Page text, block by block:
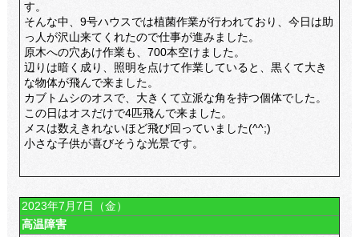
す。
そんな中、9号ハウスでは植菌作業が行われており、今日は助
っ人が沢山来てくれたので仕事が進みました。
原木への穴あけ作業も、700本空けました。
辺りは暗く成り、照明を点けて作業していると、黒くて大き
な物体が飛んで来ました。
カブトムシのオスで、大きくて立派な角を持つ個体でした。
この日はオスだけで4匹飛んで来ました。
メスは数えきれないほど飛び回っていました(^^;)
小さな子供が喜びそうな光景です。
2023年7月7日（金）
高温障害